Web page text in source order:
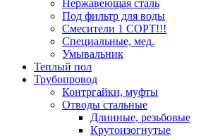
Нержавеющая сталь
Под фильтр для воды
Смесители 1 СОРТ!!!
Специальные, мед.
Умывальник
Теплый пол
Трубопровод
Контргайки, муфты
Отводы стальные
Длинные, резьбовые
Крутоизогнутые